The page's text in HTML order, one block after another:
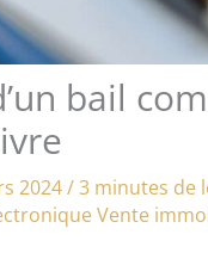
bail
2024/3 minutes de
Vente